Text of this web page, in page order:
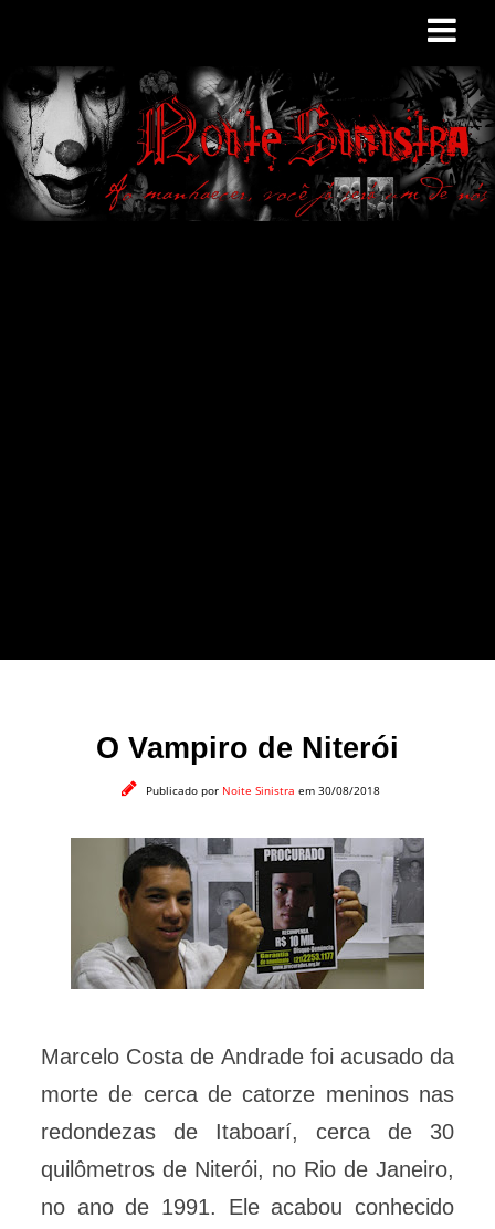
O Vampiro de Niterói
Publicado por Noite Sinistra em 30/08/2018
Marcelo Costa de Andrade foi acusado da
morte de cerca de catorze meninos nas
redondezas de Itaboarí, cerca de 30
quilômetros de Niterói, no Rio de Janeiro,
no ano de 1991. Ele acabou conhecido